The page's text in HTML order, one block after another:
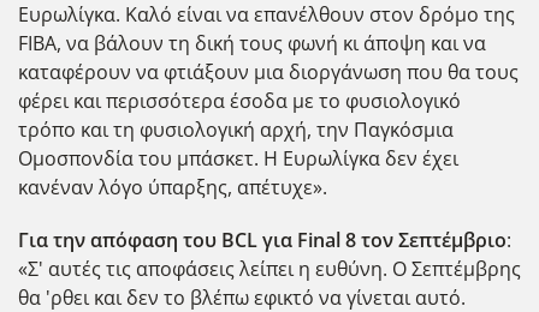
Ευρωλίγκα. Καλό είναι να επανέλθουν στον δρόμο της
FIBA, να βάλουν τη δική τους φωνή κι άποψη και να
καταφέρουν να φτιάξουν μια διοργάνωση που θα τους
φέρει και περισσότερα έσοδα με το φυσιολογικό
τρόπο και τη φυσιολογική αρχή, την Παγκόσμια
Ομοσπονδία του μπάσκετ. Η Ευρωλίγκα δεν έχει
κανέναν λόγο ύπαρξης, απέτυχε».
Για την απόφαση του BCL για Final 8 τον Σεπτέμβριο:
«Σ' αυτές τις αποφάσεις λείπει η ευθύνη. Ο Σεπτέμβρης
θα 'ρθει και δεν το βλέπω εφικτό να γίνεται αυτό.